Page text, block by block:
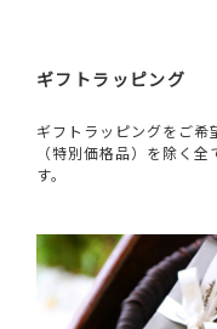
ギフトラッピング
ギフトラッピングをご希
（特別価格品）を除く
す。